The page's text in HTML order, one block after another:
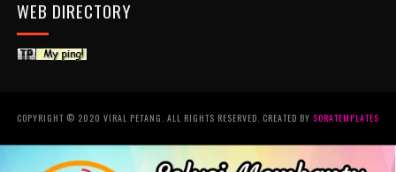
WEB DIRECTORY
COPYRIGHT © 2020 VIRAL PETANG. ALL RIGHTS RESERVED. CREATED BY SORATEMPLATES